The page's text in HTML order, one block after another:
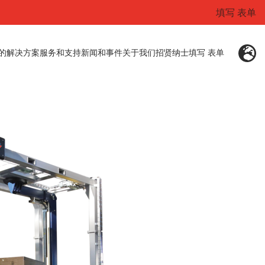
填写 表单
解决方案服务和支持新闻和事件关于我们招贤纳士填写 表单